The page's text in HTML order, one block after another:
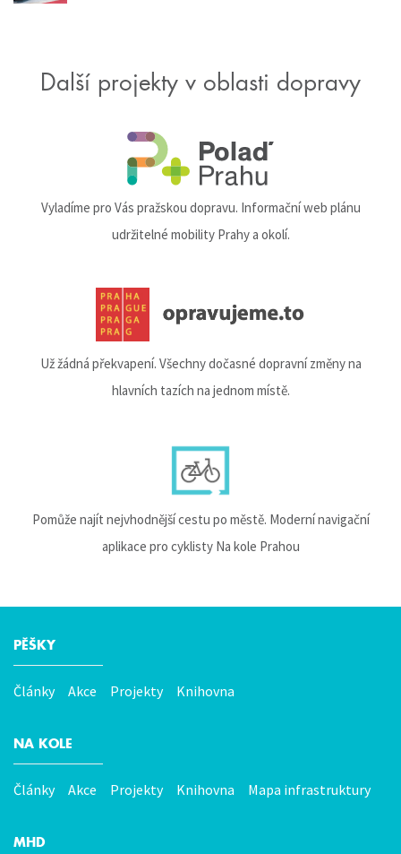
Další projekty v oblasti dopravy
Vyladíme pro Vás pražskou dopravu. Informační web plánu
udržitelné mobility Prahy a okolí.
Už žádná překvapení. Všechny dočasné dopravní změny na
hlavních tazích na jednom místě.
Pomůže najít nejvhodnější cestu po městě. Moderní navigační
aplikace pro cyklisty Na kole Prahou
Hlavní
menu
PĚŠKY
Články Akce Projekty Knihovna
NA KOLE
Články Akce Projekty Knihovna Mapa infrastruktury
MHD